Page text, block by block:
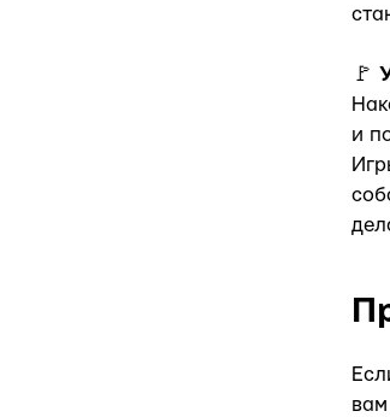
🚩
и